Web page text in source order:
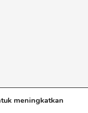
meningkatkan